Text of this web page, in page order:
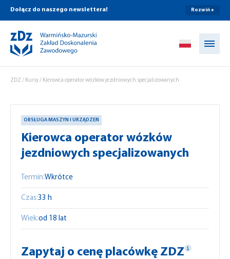
Dołącz do naszego newslettera! Rozwiń +
ZDZ/ Kursy/ Kierowca operator wózków jezdniowych specjalizowanych
OBSŁUGA MASZYN I URZĄDZEŃ
Kierowca operator wózków
jezdniowych specjalizowanych
Termin:Wkrótce
Czas:33 h
Wiek:od 18 lat
Zapytaj o cenę placówkę ZDZ